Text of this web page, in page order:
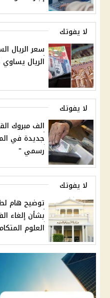
لا يفوتك
سعر الريال
الريال
لا يفوتك
جديدة في
رسمي "
لا يفوتك
توضيح هام
بشأن إلغاء
العلوم